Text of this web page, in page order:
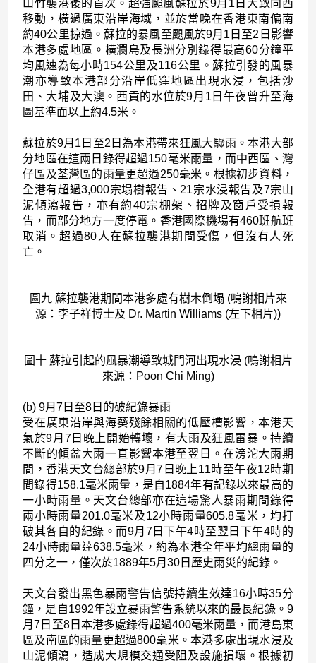
山竹襲港後的首次。超強颱風蘇拉於9月1日大致向西
移動，橫過廣東沿岸海域，並於當晚在香港東南偏南
約40公里掠過。蘇拉的暴風至颶風於9月1日至2日影響
本港多處地區。橫瀾島及長洲分別錄得最高60分鐘平
均風速為每小時154公里及116公里。蘇拉引發的風暴
潮亦導致本港部分沿岸低窪地區出現水浸，包括沙
田、大埔及大澳。西貢的水位於9月1日午夜曾升至海
圖基準面以上約4.5米。
蘇拉於9月1日至2日為本港帶來狂風大驟雨。本港大部
分地區在這兩日錄得超過150毫米雨量，而中西區、灣
仔區及荃灣區的雨量更超過250毫米。根據初步資料，
全港有超過3,000宗塌樹報告、21宗水浸報告及7宗山
泥傾瀉報告，亦有約40宗棚架、招牌及窗戶受損報
告，而部分地方一度停電。香港國際機場有460班航班
取消。超過80人在蘇拉襲港期間受傷，但沒有人死
亡。
圖九 蘇拉襲港期間本港多處有樹木倒塌 (鳴謝相片來
源：李子祥博士及 Dr. Martin Williams (左下相片))
圖十 蘇拉引起的風暴潮導致城門河出現水浸 (鳴謝相片
來源：Poon Chi Ming)
(b) 9月7日至8日的破紀錄暴雨
受在廣東沿岸與海葵殘餘相關的低壓槽影響，本港天
氣於9月7日晚上開始轉壞，有大雨及狂風雷暴。持續
不斷的傾盆大雨一直影響本港至翌日。在滂沱大雨期
間，香港天文台總部於9月7日晚上11時至午夜12時期
間錄得158.1毫米雨量，是自1884年有記錄以來最高的
一小時雨量。天文台總部亦在這場驚人暴雨期間錄得
兩小時雨量201.0毫米及12小時雨量605.8毫米，均打
破其各自的紀錄。而9月7日下午4時至翌日下午4時的
24小時雨量達638.5毫米，約為本港全年平均總雨量的
四分之一，僅次於1889年5月30日歷史雨災的紀錄。
天文台發出黑色暴雨警告信號持續生效達16小時35分
鐘，是自1992年設立暴雨警告系統以來的最長紀錄。9
月7日至8日本港多處錄得超過400毫米雨量，而港島東
區及南區的雨量更超過800毫米。本港多處出現水浸及
山泥傾瀉，造成大規模交通受阻及設施損壞。根據初